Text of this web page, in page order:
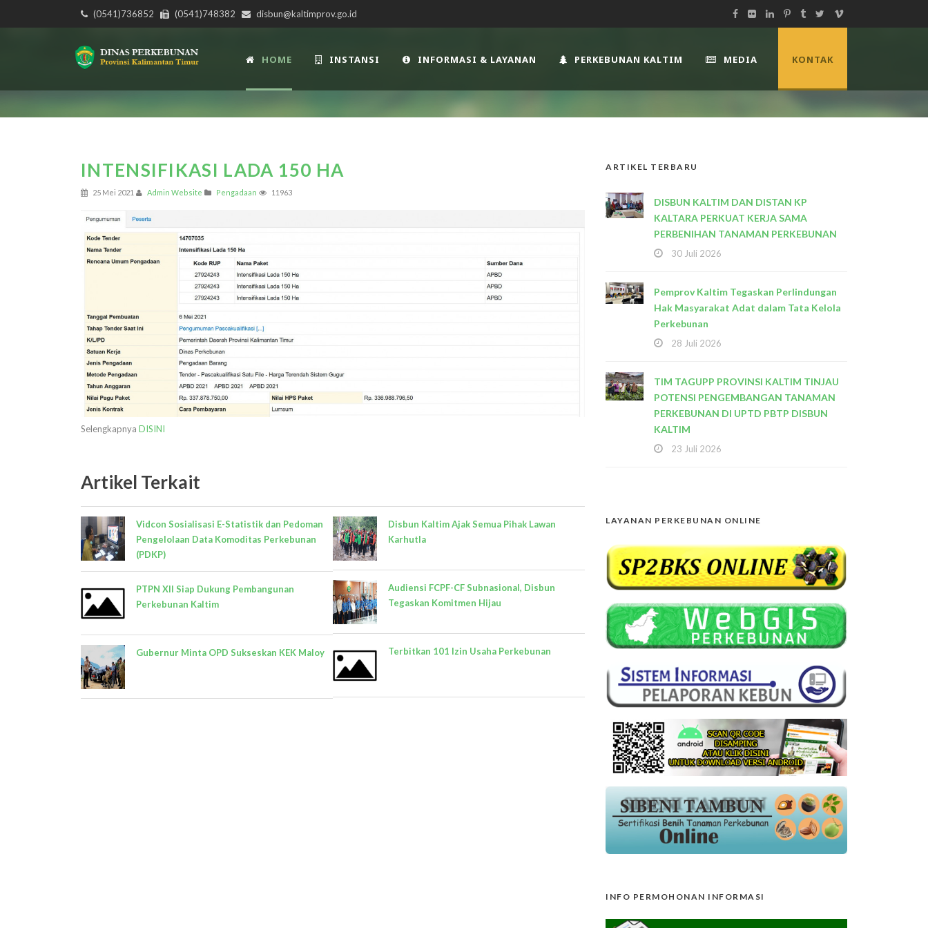
(0541)736852 (0541)748382 disbun@kaltimprov.go.id
HOME INSTANSI INFORMASI & LAYANAN PERKEBUNAN KALTIM MEDIA KONTAK
INTENSIFIKASI LADA 150 HA
25 Mei 2021 Admin Website Pengadaan 11963
Selengkapnya DISINI
Artikel Terkait
Vidcon Sosialisasi E-Statistik dan Pedoman
Pengelolaan Data Komoditas Perkebunan
(PDKP)
PTPN XII Siap Dukung Pembangunan
Perkebunan Kaltim
Gubernur Minta OPD Sukseskan KEK Maloy
Disbun Kaltim Ajak Semua Pihak Lawan
Karhutla
Audiensi FCPF-CF Subnasional, Disbun
Tegaskan Komitmen Hijau
Terbitkan 101 Izin Usaha Perkebunan
ARTIKEL TERBARU
DISBUN KALTIM DAN DISTAN KP
KALTARA PERKUAT KERJA SAMA
PERBENIHAN TANAMAN PERKEBUNAN
30 Juli 2026
Pemprov Kaltim Tegaskan Perlindungan
Hak Masyarakat Adat dalam Tata Kelola
Perkebunan
28 Juli 2026
TIM TAGUPP PROVINSI KALTIM TINJAU
POTENSI PENGEMBANGAN TANAMAN
PERKEBUNAN DI UPTD PBTP DISBUN
KALTIM
23 Juli 2026
LAYANAN PERKEBUNAN ONLINE
INFO PERMOHONAN INFORMASI